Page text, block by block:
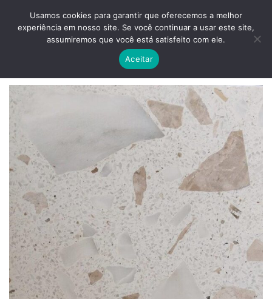
0
Usamos cookies para garantir que oferecemos a melhor
experiência em nosso site. Se você continuar a usar este site,
assumiremos que você está satisfeito com ele.
Aceitar